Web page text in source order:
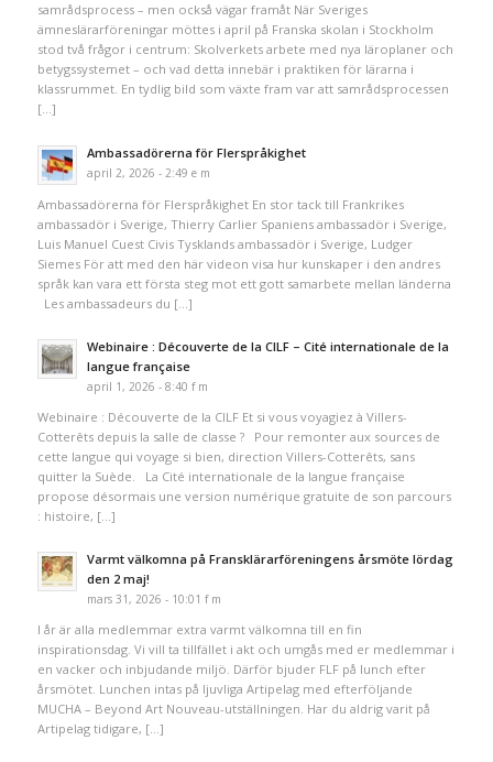
samrådsprocess – men också vägar framåt När Sveriges
ämneslärarföreningar möttes i april på Franska skolan i Stockholm
stod två frågor i centrum: Skolverkets arbete med nya läroplaner och
betygssystemet – och vad detta innebär i praktiken för lärarna i
klassrummet. En tydlig bild som växte fram var att samrådsprocessen
[…]
Ambassadörerna för Flerspråkighet
april 2, 2026 - 2:49 e m
Ambassadörerna för Flerspråkighet En stor tack till Frankrikes
ambassadör i Sverige, Thierry Carlier Spaniens ambassadör i Sverige,
Luis Manuel Cuest Civis Tysklands ambassadör i Sverige, Ludger
Siemes För att med den här videon visa hur kunskaper i den andres
språk kan vara ett första steg mot ett gott samarbete mellan länderna
Les ambassadeurs du […]
Webinaire : Découverte de la CILF – Cité internationale de la
langue française
april 1, 2026 - 8:40 f m
Webinaire : Découverte de la CILF Et si vous voyagiez à Villers-
Cotterêts depuis la salle de classe ? Pour remonter aux sources de
cette langue qui voyage si bien, direction Villers-Cotterêts, sans
quitter la Suède. La Cité internationale de la langue française
propose désormais une version numérique gratuite de son parcours
: histoire, […]
Varmt välkomna på Fransklärarföreningens årsmöte lördag
den 2 maj!
mars 31, 2026 - 10:01 f m
I år är alla medlemmar extra varmt välkomna till en fin
inspirationsdag. Vi vill ta tillfället i akt och umgås med er medlemmar i
en vacker och inbjudande miljö. Därför bjuder FLF på lunch efter
årsmötet. Lunchen intas på ljuvliga Artipelag med efterföljande
MUCHA – Beyond Art Nouveau-utställningen. Har du aldrig varit på
Artipelag tidigare, […]